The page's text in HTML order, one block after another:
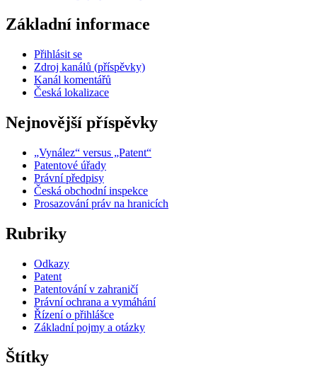
Základní informace
Přihlásit se
Zdroj kanálů (příspěvky)
Kanál komentářů
Česká lokalizace
Nejnovější příspěvky
„Vynález“ versus „Patent“
Patentové úřady
Právní předpisy
Česká obchodní inspekce
Prosazování práv na hranicích
Rubriky
Odkazy
Patent
Patentování v zahraničí
Právní ochrana a vymáhání
Řízení o přihlášce
Základní pojmy a otázky
Štítky